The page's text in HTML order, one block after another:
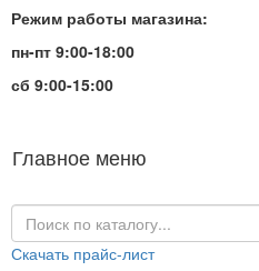
Режим работы магазина:
пн-пт 9:00-18:00
сб 9:00-15:00
Главное меню
Скачать прайс-лист